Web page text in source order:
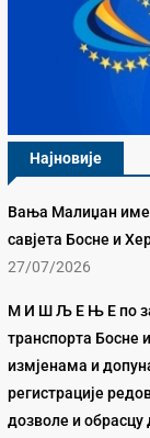
Најновије
Вања Малиџан
савјета Босне и
27/07/2026
М И Ш Љ Е Њ Е по
транспорта Босне
измјенама и
регистрације
дозволе и обрасцу